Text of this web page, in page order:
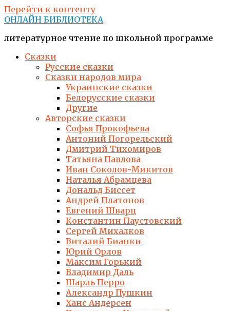
Перейти к контенту
ОНЛАЙН БИБЛИОТЕКА
литературное чтение по школьной программе
Сказки
Русские сказки
Сказки народов мира
Украинские сказки
Белорусские сказки
Другие
Авторские сказки
Софья Прокофьева
Антоний Погорельский
Дмитрий Тихомиров
Татьяна Павлова
Иван Соколов-Микитов
Наталья Абрамцева
Дональд Биссет
Андрей Платонов
Евгений Шварц
Константин Паустовский
Сергей Михалков
Виталий Бианки
Юрий Орлов
Максим Горький
Владимир Даль
Шарль Перро
Александр Пушкин
Ханс Андерсен